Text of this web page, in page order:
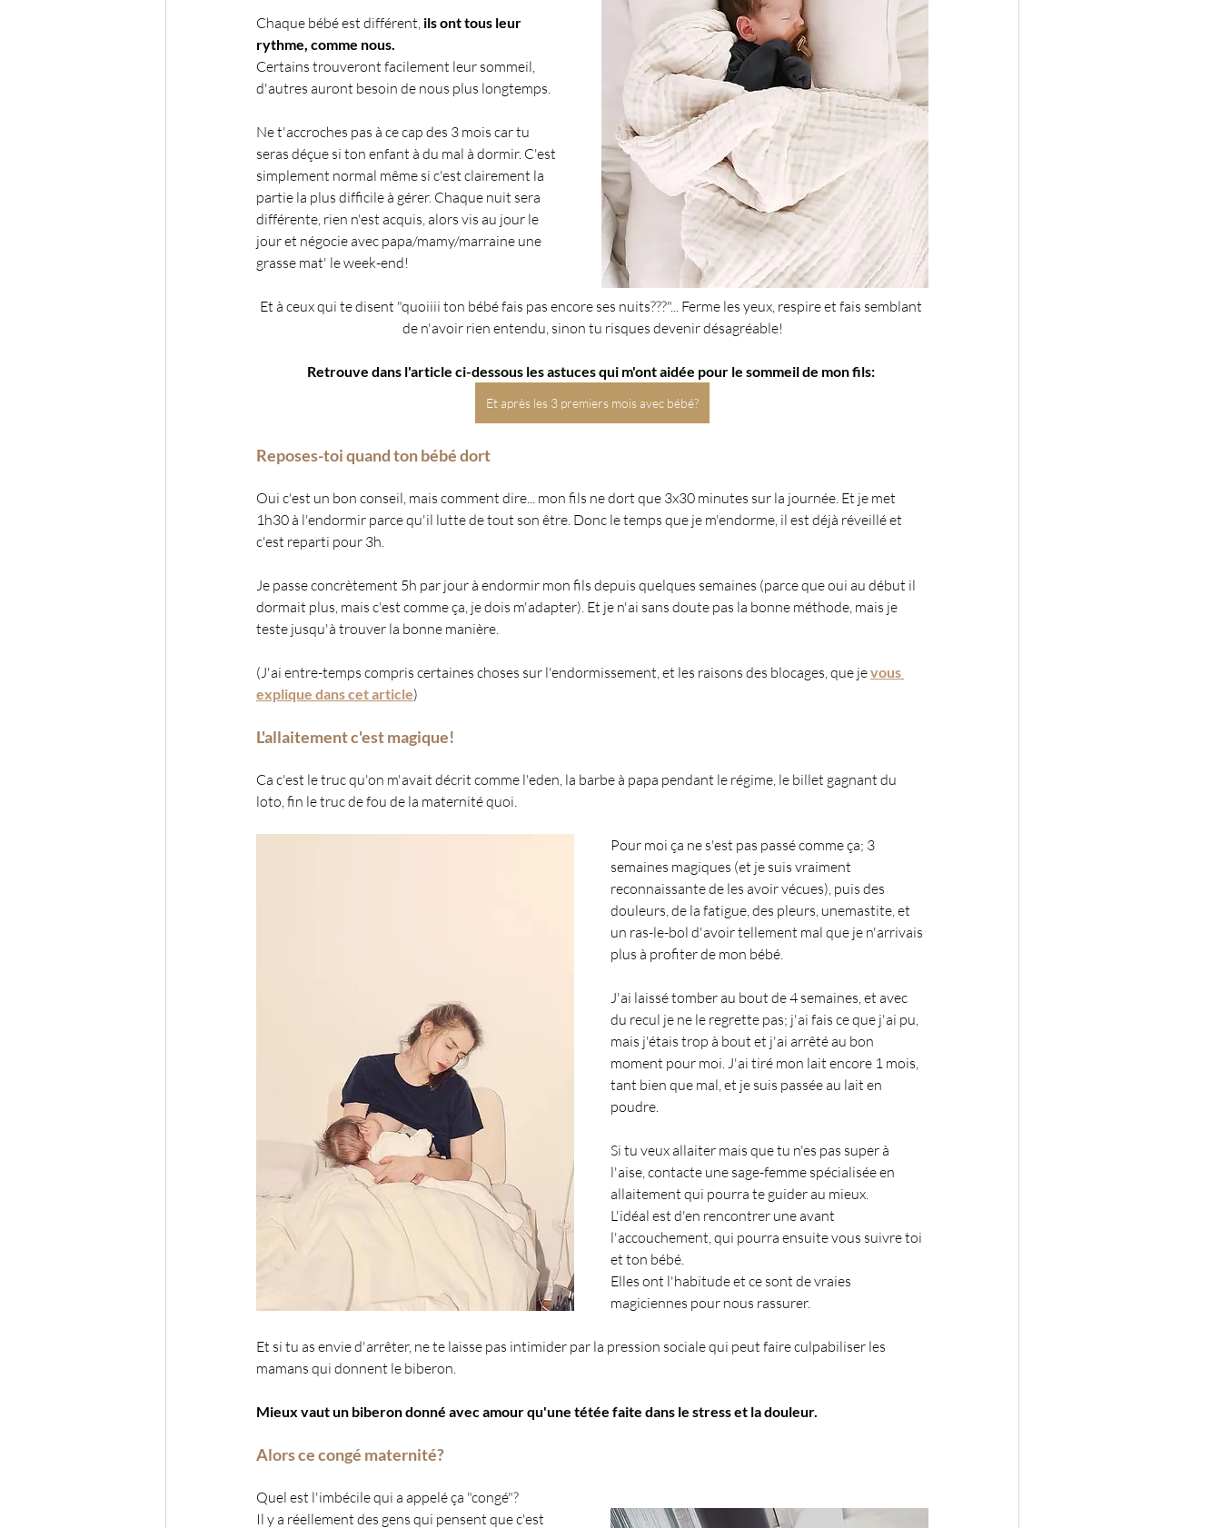
Chaque bébé est différent, ils ont tous leur
rythme, comme nous.
Certains trouveront facilement leur sommeil,
d'autres auront besoin de nous plus longtemps.
Ne t'accroches pas à ce cap des 3 mois car tu
seras déçue si ton enfant à du mal à dormir. C'est
simplement normal même si c'est clairement la
partie la plus difficile à gérer. Chaque nuit sera
différente, rien n'est acquis, alors vis au jour le
jour et négocie avec papa/mamy/marraine une
grasse mat' le week-end!
Et à ceux qui te disent "quoiiii ton bébé fais pas encore ses nuits???"... Ferme les yeux, respire et fais semblant
de n'avoir rien entendu, sinon tu risques devenir désagréable!
Retrouve dans l'article ci-dessous les astuces qui m'ont aidée pour le sommeil de mon fils:
Et après les 3 premiers mois avec bébé?
Reposes-toi quand ton bébé dort
Oui c'est un bon conseil, mais comment dire... mon fils ne dort que 3x30 minutes sur la journée. Et je met
1h30 à l'endormir parce qu'il lutte de tout son être. Donc le temps que je m'endorme, il est déjà réveillé et
c'est reparti pour 3h.
Je passe concrètement 5h par jour à endormir mon fils depuis quelques semaines (parce que oui au début il
dormait plus, mais c'est comme ça, je dois m'adapter). Et je n'ai sans doute pas la bonne méthode, mais je
teste jusqu'à trouver la bonne manière.
(J'ai entre-temps compris certaines choses sur l'endormissement, et les raisons des blocages, que je vous
explique dans cet article)
L'allaitement c'est magique!
Ca c'est le truc qu'on m'avait décrit comme l'eden, la barbe à papa pendant le régime, le billet gagnant du
loto, fin le truc de fou de la maternité quoi.
Pour moi ça ne s'est pas passé comme ça; 3
semaines magiques (et je suis vraiment
reconnaissante de les avoir vécues), puis des
douleurs, de la fatigue, des pleurs, unemastite, et
un ras-le-bol d'avoir tellement mal que je n'arrivais
plus à profiter de mon bébé.
J'ai laissé tomber au bout de 4 semaines, et avec
du recul je ne le regrette pas; j'ai fais ce que j'ai pu,
mais j'étais trop à bout et j'ai arrêté au bon
moment pour moi. J'ai tiré mon lait encore 1 mois,
tant bien que mal, et je suis passée au lait en
poudre.
Si tu veux allaiter mais que tu n'es pas super à
l'aise, contacte une sage-femme spécialisée en
allaitement qui pourra te guider au mieux.
L'idéal est d'en rencontrer une avant
l'accouchement, qui pourra ensuite vous suivre toi
et ton bébé.
Elles ont l'habitude et ce sont de vraies
magiciennes pour nous rassurer.
Et si tu as envie d'arrêter, ne te laisse pas intimider par la pression sociale qui peut faire culpabiliser les
mamans qui donnent le biberon.
Mieux vaut un biberon donné avec amour qu'une tétée faite dans le stress et la douleur.
Alors ce congé maternité?
Quel est l'imbécile qui a appelé ça "congé"?
Il y a réellement des gens qui pensent que c'est